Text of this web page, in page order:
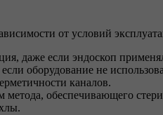
от условий
даже если эндоскоп
оборудование не
каналов.
обеспечивающего